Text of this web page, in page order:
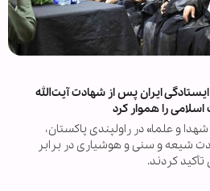
ایران پس از شهادت آیت‌الله
را هموار کرد
و علما» در راولپندی پاکستان،
شیعه و سنی و هوشیاری در برابر
کردند.